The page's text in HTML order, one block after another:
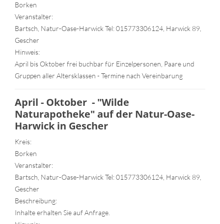
Borken
Veranstalter:
Bartsch, Natur-Oase-Harwick Tel: 015773306124, Harwick 89,
Gescher
Hinweis:
April bis Oktober frei buchbar für Einzelpersonen, Paare und
Gruppen aller Altersklassen - Termine nach Vereinbarung
April - Oktober - "Wilde
Naturapotheke" auf der Natur-Oase-
Harwick in Gescher
Kreis:
Borken
Veranstalter:
Bartsch, Natur-Oase-Harwick Tel: 015773306124, Harwick 89,
Gescher
Beschreibung:
Inhalte erhalten Sie auf Anfrage.